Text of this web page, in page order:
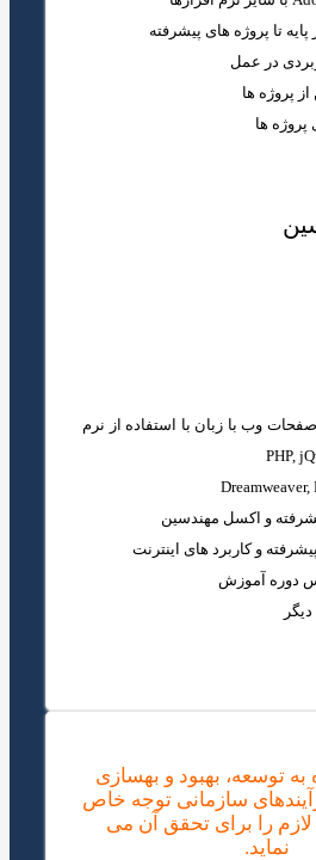
پایه تا پروژه های پیشرفته
در عمل
پروژه ها
ها
وب با زبان با استفاده از نرم
و اکسل مهندسین
و کاربرد های اینترنت
توسعه، بهبود و بهسازی
سازمانی توجه خاص
را برای تحقق آن می
نماید.